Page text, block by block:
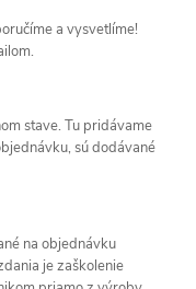
a vysvetlíme!
stave. Tu pridávame
sú dodávané
na objednávku
je zaškolenie